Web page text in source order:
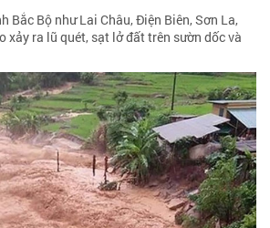
Bắc Bộ như Lai Châu, Điện Biên, Sơn La,
xảy ra lũ quét, sạt lở đất trên sườn dốc và